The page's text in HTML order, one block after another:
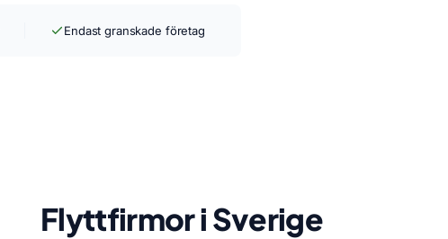
Endast granskade företag
Flyttfirmor i Sverige